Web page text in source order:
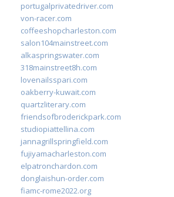
portugalprivatedriver.com
von-racer.com
coffeeshopcharleston.com
salon104mainstreet.com
alkaspringswater.com
318mainstreet8h.com
lovenailsspari.com
oakberry-kuwait.com
quartzliterary.com
friendsofbroderickpark.com
studiopiattellina.com
jannagrillspringfield.com
fujiyamacharleston.com
elpatronchardon.com
donglaishun-order.com
fiamc-rome2022.org